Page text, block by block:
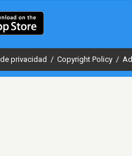
privacidad / Copyright Policy /